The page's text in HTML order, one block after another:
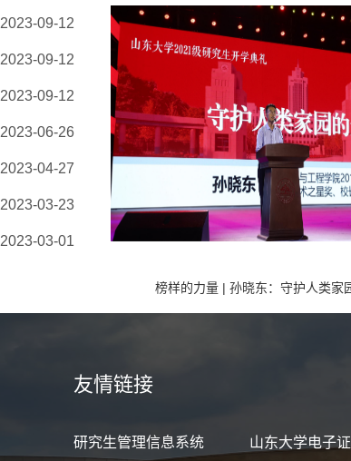
2023-09-12
2023-09-12
2023-09-12
2023-06-26
2023-04-27
2023-03-23
2023-03-01
榜样的力量 | 孙晓东：守护人类家
友情链接
研究生管理信息系统 山东大学电子